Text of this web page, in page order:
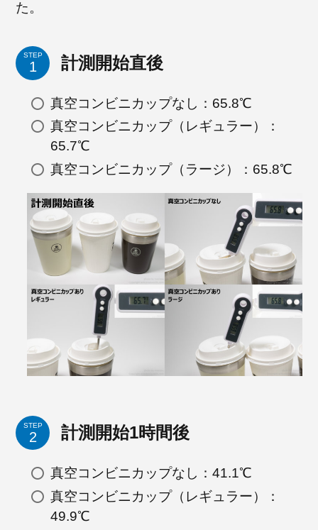
た。
STEP 計測開始直後
真空コンビニカップなし：65.8℃
真空コンビニカップ（レギュラー）：
65.7℃
真空コンビニカップ（ラージ）：65.8℃
STEP 計測開始1時間後
真空コンビニカップなし：41.1℃
真空コンビニカップ（レギュラー）：
49.9℃